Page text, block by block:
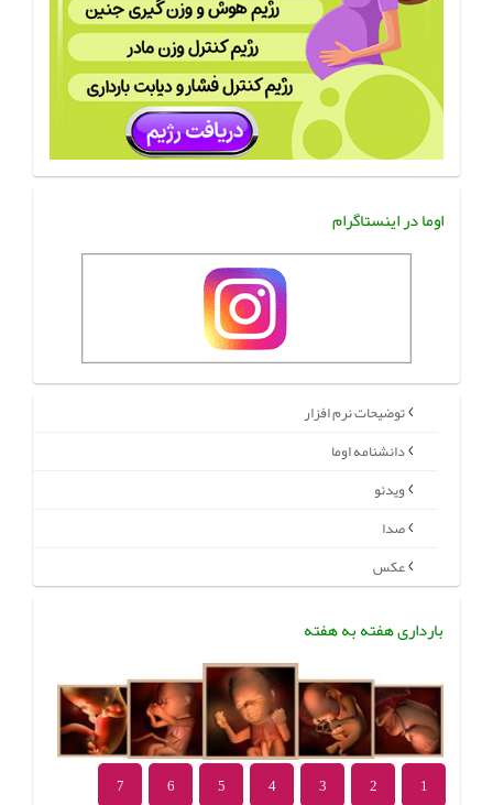
اوما در اینستاگرام
توضیحات نرم افزار
دانشنامه اوما
ویدئو
صدا
عکس
بارداری هفته به هفته
1
2
3
4
5
6
7